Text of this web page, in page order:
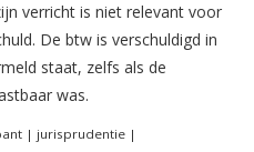
verricht is niet relevant voor
De btw is verschuldigd in
staat, zelfs als de
was.
| jurisprudentie |